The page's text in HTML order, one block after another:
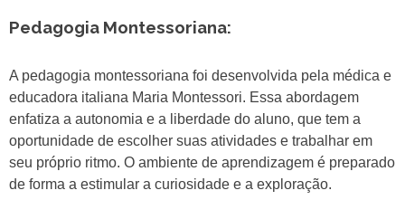
Pedagogia Montessoriana:
A pedagogia montessoriana foi desenvolvida pela médica e
educadora italiana Maria Montessori. Essa abordagem
enfatiza a autonomia e a liberdade do aluno, que tem a
oportunidade de escolher suas atividades e trabalhar em
seu próprio ritmo. O ambiente de aprendizagem é preparado
de forma a estimular a curiosidade e a exploração.